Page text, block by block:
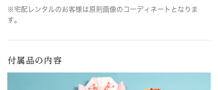
※宅配レンタルのお客様は原則画像のコーディネートとなりま
す。
付属品の内容